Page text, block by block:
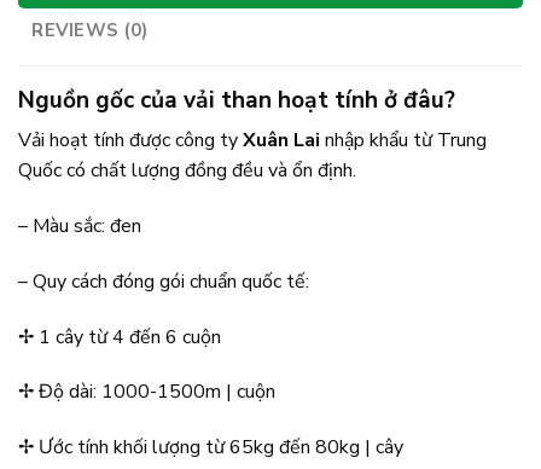
REVIEWS (0)
Nguồn gốc của vải than hoạt tính ở đâu?
Vải hoạt tính được công tyXuân Lai nhập khẩu từ Trung
Quốc có chất lượng đồng đều và ổn định.
– Màu sắc: đen
– Quy cách đóng gói chuẩn quốc tế:
✢ 1 cây từ 4 đến 6 cuộn
✢ Độ dài: 1000-1500m | cuộn
✢ Ước tính khối lượng từ 65kg đến 80kg | cây